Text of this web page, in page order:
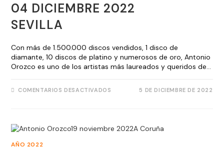
04 DICIEMBRE 2022
SEVILLA
Con más de 1.500.000 discos vendidos, 1 disco de
diamante, 10 discos de platino y numerosos de oro, Antonio
Orozco es uno de los artistas más laureados y queridos de…
COMENTARIOS DESACTIVADOS 5 DE DICIEMBRE DE 2022
AÑO 2022